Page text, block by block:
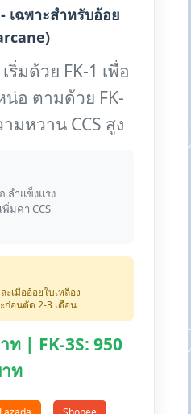
เฉพาะสำหรับอ้อย
มด้วย FK-1 เพื่อ
น่อ ตามด้วย FK-
มหวาน CCS สูง
ลำแข็งแรง
พิ่มค่า CCS
ะเมื่ออ้อยใบเหลือง
ก่อนตัด 2-3 เดือน
ท | FK-3S: 950
ท